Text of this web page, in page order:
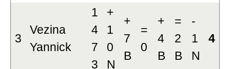
3
Vezina
Yannick
1
4
7
3
+
1
0
N
+
7
B
=
0
+
4
B
=
2
B
-
1
N
4